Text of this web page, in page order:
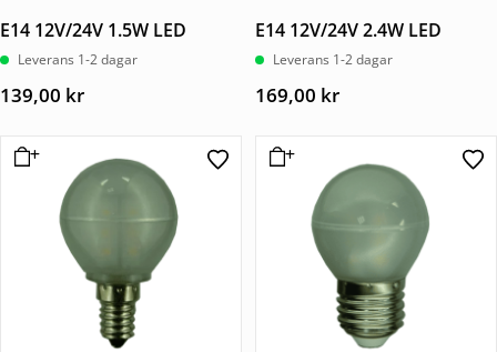
E14 12V/24V 1.5W LED
Leverans 1-2 dagar
139,00 kr
E14 12V/24V 2.4W LED
Leverans 1-2 dagar
169,00 kr